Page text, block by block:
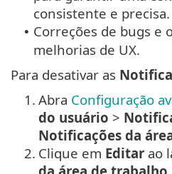
consistente e precisa.
• Correções de bugs e
melhorias de UX.
Para desativar as
1. Abra Configuração
do usuário >
Notificações da
2. Clique em Editar ao